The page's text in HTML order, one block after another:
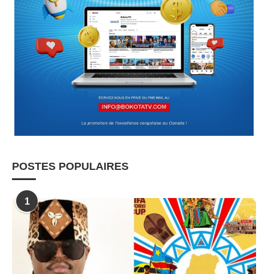
POSTES POPULAIRES
1